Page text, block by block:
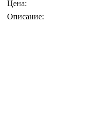
Цена:
Описание: